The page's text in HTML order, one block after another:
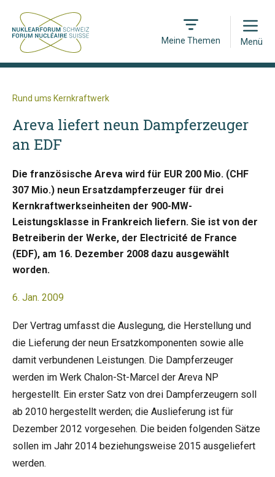
Meine Themen
Open
Menü
Rund ums Kernkraftwerk
Areva liefert neun Dampferzeuger
an EDF
Die französische Areva wird für EUR 200 Mio. (CHF
307 Mio.) neun Ersatzdampferzeuger für drei
Kernkraftwerkseinheiten der 900-MW-
Leistungsklasse in Frankreich liefern. Sie ist von der
Betreiberin der Werke, der Electricité de France
(EDF), am 16. Dezember 2008 dazu ausgewählt
worden.
6. Jan. 2009
Der Vertrag umfasst die Auslegung, die Herstellung und
die Lieferung der neun Ersatzkomponenten sowie alle
damit verbundenen Leistungen. Die Dampferzeuger
werden im Werk Chalon-St-Marcel der Areva NP
hergestellt. Ein erster Satz von drei Dampferzeugern soll
ab 2010 hergestellt werden; die Auslieferung ist für
Dezember 2012 vorgesehen. Die beiden folgenden Sätze
sollen im Jahr 2014 beziehungsweise 2015 ausgeliefert
werden.